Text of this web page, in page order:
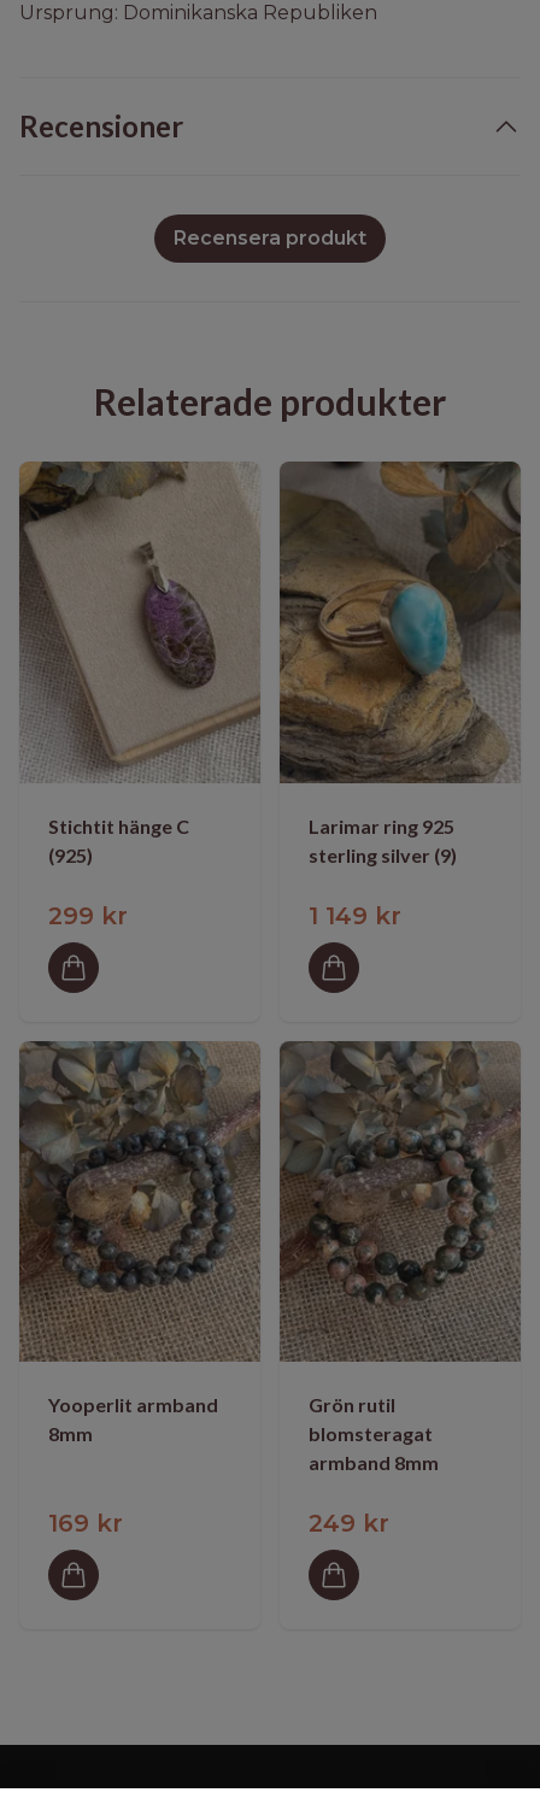
Ursprung: Dominikanska Republiken
Recensioner
Recensera produkt
Relaterade produkter
Stichtit hänge C
(925)
299 kr
Larimar ring 925
sterling silver (9)
1 149 kr
Yooperlit armband
8mm
169 kr
Grön rutil
blomsteragat
armband 8mm
249 kr